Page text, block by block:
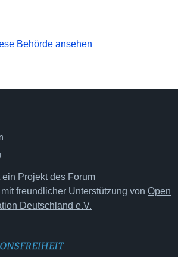
Behörde ansehen
ein Projekt des Forum
freundlicher Unterstützung von Open
Deutschland e.V.